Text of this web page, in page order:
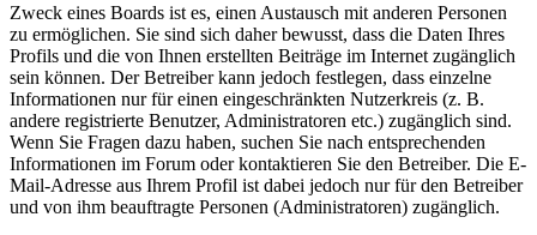
Zweck eines Boards ist es, einen Austausch mit anderen Personen
zu ermöglichen. Sie sind sich daher bewusst, dass die Daten Ihres
Profils und die von Ihnen erstellten Beiträge im Internet zugänglich
sein können. Der Betreiber kann jedoch festlegen, dass einzelne
Informationen nur für einen eingeschränkten Nutzerkreis (z. B.
andere registrierte Benutzer, Administratoren etc.) zugänglich sind.
Wenn Sie Fragen dazu haben, suchen Sie nach entsprechenden
Informationen im Forum oder kontaktieren Sie den Betreiber. Die E-
Mail-Adresse aus Ihrem Profil ist dabei jedoch nur für den Betreiber
und von ihm beauftragte Personen (Administratoren) zugänglich.